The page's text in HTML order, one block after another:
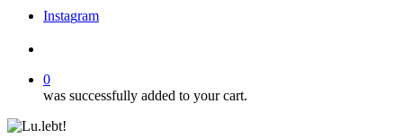
Instagram
0
was successfully added to your cart.